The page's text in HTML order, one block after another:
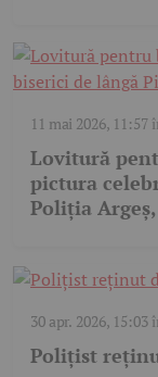
11 mai 2026, 11:57
Lovitură
pictura
Poliția
30 apr. 2026, 15:03
Polițist